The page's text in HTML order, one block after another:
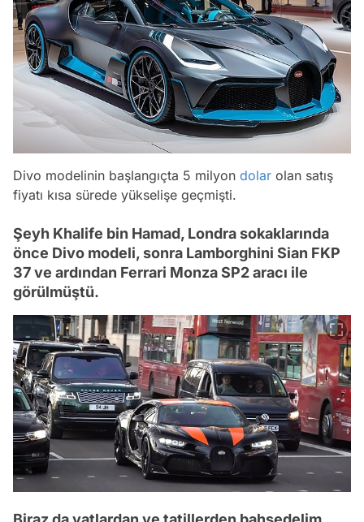
Divo modelinin başlangıçta 5 milyon dolar olan satış
fiyatı kısa sürede yükselişe geçmişti.
Şeyh Khalife bin Hamad, Londra sokaklarında
önce Divo modeli, sonra Lamborghini Sian FKP
37 ve ardından Ferrari Monza SP2 aracı ile
görülmüştü.